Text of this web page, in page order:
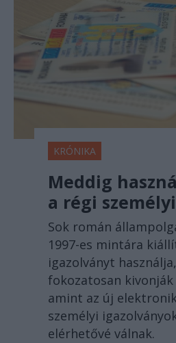
KRÓNIKA
Meddig
a régi
Sok román
1997-es mintára
igazolványt
fokozatosan
amint az új
személyi
elérhetővé válnak.